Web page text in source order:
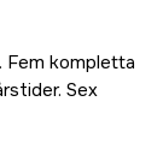
Fem kompletta
Sex